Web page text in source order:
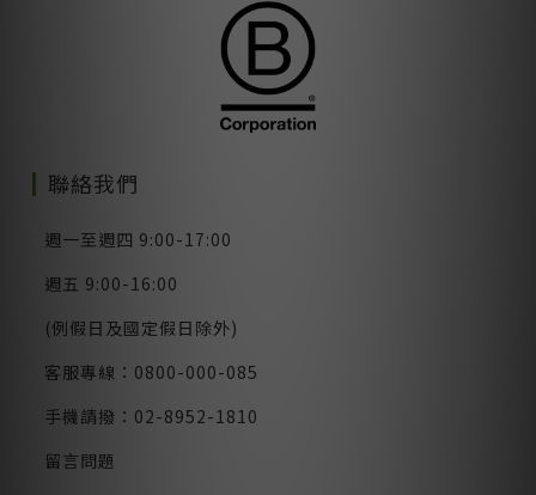
聯絡我們
週一至週四 9:00-17:00
週五 9:00-16:00
(例假日及國定假日除外)
客服專線：0800-000-085
手機請撥：02-8952-1810
留言問題